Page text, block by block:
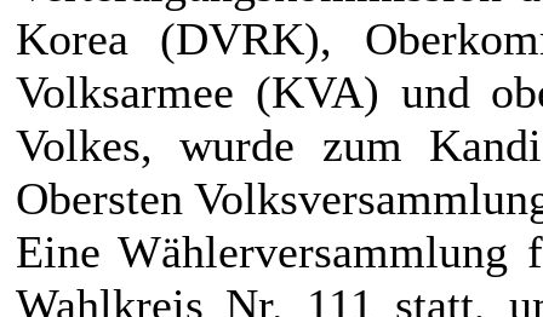
Korea (DVRK),
Volksarmee (KVA) und
Volkes, wurde zum
Obersten
Eine Wählerversammlung
Wahlkreis Nr. 111 statt,